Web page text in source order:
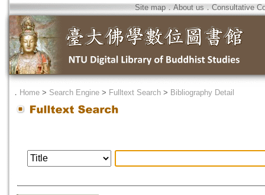
Site map．About us ． Consultative
． Home > Search Engine > Fulltext Search > Bibliography Detail